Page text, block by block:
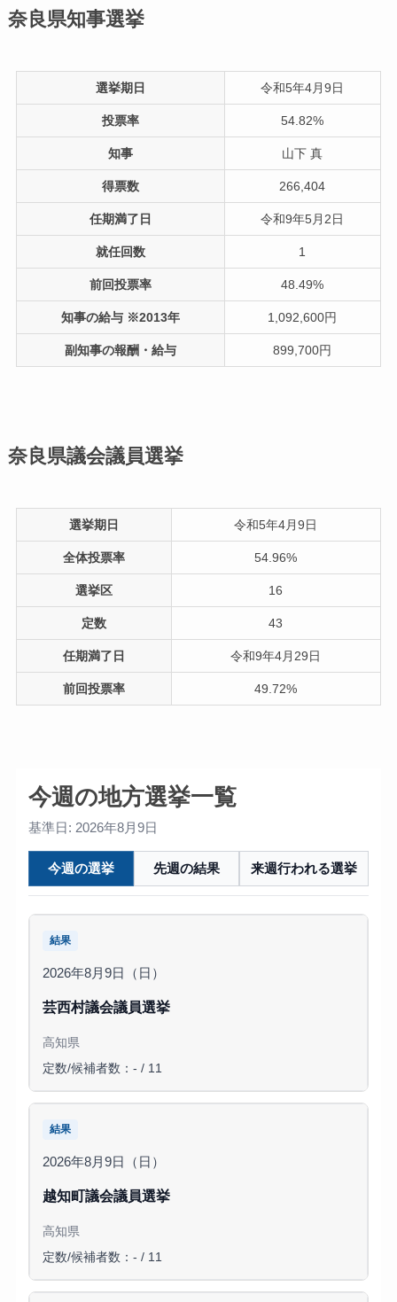
奈良県知事選挙
選挙期日 令和5年4月9日
投票率 54.82%
知事 山下 真
得票数 266,404
任期満了日 令和9年5月2日
就任回数 1
前回投票率 48.49%
知事の給与 ※2013年 1,092,600円
副知事の報酬・給与 899,700円
奈良県議会議員選挙
選挙期日 令和5年4月9日
全体投票率 54.96%
選挙区 16
定数 43
任期満了日 令和9年4月29日
前回投票率 49.72%
今週の地方選挙一覧
基準日: 2026年8月9日
今週の選挙 先週の結果 来週行われる選挙
結果
2026年8月9日（日）
芸西村議会議員選挙
高知県
定数/候補者数：- / 11
結果
2026年8月9日（日）
越知町議会議員選挙
高知県
定数/候補者数：- / 11